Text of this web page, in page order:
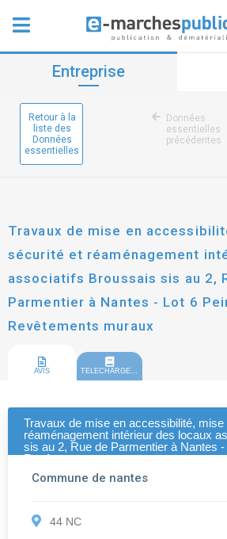
Entreprise
Retour à la
liste des
Données
essentielles
Données
essentielles
précédentes
Travaux de mise en
sécurité et réaménagement
associatifs Broussais sis au 2,
Parmentier à Nantes - Lot 6
Revêtements muraux
AVIS TELECHARGEMENT
Travaux de mise en accessibilité,
réaménagement intérieur des locaux
sis au 2, Rue de Parmentier à Nantes
Revêtements muraux
Commune de nantes
44 NC